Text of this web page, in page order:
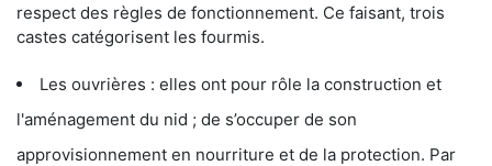
respect des règles de fonctionnement. Ce faisant, trois
castes catégorisent les fourmis.
Les ouvrières : elles ont pour rôle la construction et
l'aménagement du nid ; de s’occuper de son
approvisionnement en nourriture et de la protection. Par